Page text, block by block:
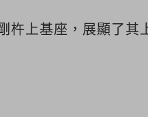
上基座，展顯了其